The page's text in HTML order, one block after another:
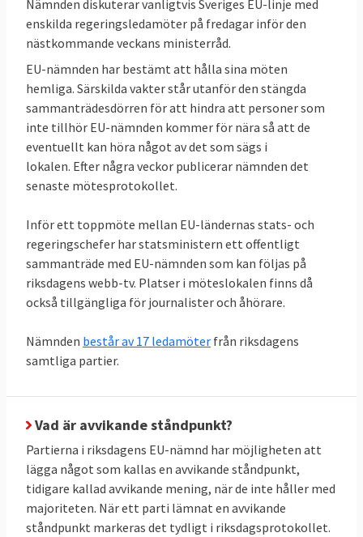
Om enigheten är relativt stor i EU-nämnden
är det inget mot den höga grad av enighet
som råder mellan medlemsländerna när nya
EU-lagar beslutas. Som regel är alla överens
utom i några färre fall. Notera att Ungern,
som är EU-landet som flest gånger röstar
nej, bara gör det i knappt fyra procent av
Nämnden diskuterar vanligtvis Sveriges EU-linje med
enskilda regeringsledamöter på fredagar inför den
nästkommande veckans ministerråd.
EU-nämnden har bestämt att hålla sina möten
hemliga. Särskilda vakter står utanför den stängda
sammanträdesdörren för att hindra att personer som
inte tillhör EU-nämnden kommer för nära så att de
eventuellt kan höra något av det som sägs i
lokalen. Efter några veckor publicerar nämnden det
senaste mötesprotokollet.
Inför ett toppmöte mellan EU-ländernas stats- och
regeringschefer har statsministern ett offentligt
sammanträde med EU-nämnden som kan följas på
riksdagens webb-tv. Platser i möteslokalen finns då
också tillgängliga för journalister och åhörare.
Nämnden består av 17 ledamöter från riksdagens
samtliga partier.
Vad är avvikande ståndpunkt?
Partierna i riksdagens EU-nämnd har möjligheten att
lägga något som kallas en avvikande ståndpunkt,
tidigare kallad avvikande mening, när de inte håller med
majoriteten. När ett parti lämnat en avvikande
ståndpunkt markeras det tydligt i riksdagsprotokollet.